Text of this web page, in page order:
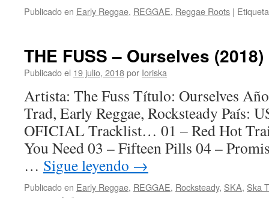
Publicado en Early Reggae, REGGAE, Reggae Roots |
THE FUSS – Ourselves (2018)
Publicado el 19 julio, 2018por Ioriska
Artista: The Fuss Título: Ourselves
Trad, Early Reggae, Rocksteady País:
OFICIAL Tracklist… 01 – Red Hot
You Need 03 – Fifteen Pills 04 –
… Sigue leyendo →
Publicado en Early Reggae, REGGAE, Rocksteady, SKA, Ska